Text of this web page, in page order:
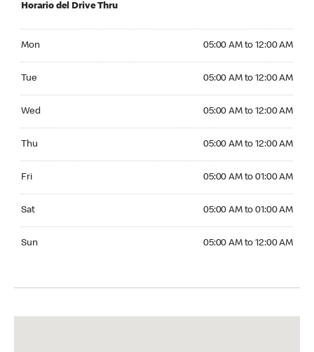
Horario del Drive Thru
Mon 05:00 AM to 12:00 AM
Tue 05:00 AM to 12:00 AM
Wed 05:00 AM to 12:00 AM
Thu 05:00 AM to 12:00 AM
Fri 05:00 AM to 01:00 AM
Sat 05:00 AM to 01:00 AM
Sun 05:00 AM to 12:00 AM